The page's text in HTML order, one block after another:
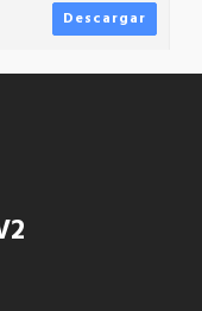
Descargar